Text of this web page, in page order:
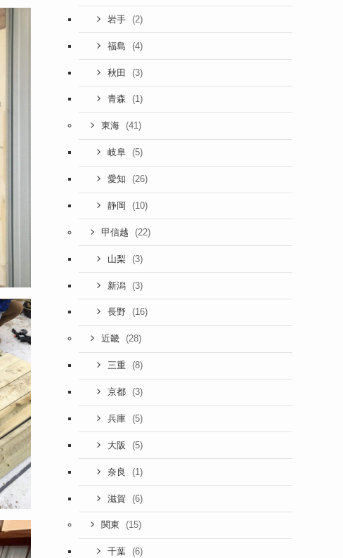
岩手 (2)
福島 (4)
秋田 (3)
青森 (1)
東海 (41)
岐阜 (5)
愛知 (26)
静岡 (10)
甲信越 (22)
山梨 (3)
新潟 (3)
長野 (16)
近畿 (28)
三重 (8)
京都 (3)
兵庫 (5)
大阪 (5)
奈良 (1)
滋賀 (6)
関東 (15)
千葉 (6)